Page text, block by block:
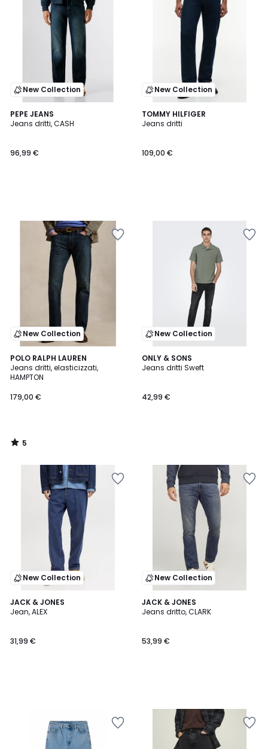
New Collection
PEPE JEANS
Jeans dritti, CASH
96,99 €
New Collection
TOMMY HILFIGER
Jeans dritti
109,00 €
New Collection
POLO RALPH LAUREN
Jeans dritti, elasticizzati,
HAMPTON
179,00 €
5
/
5
5
/
New Collection
ONLY & SONS
Jeans dritti Sweft
42,99 €
New Collection
JACK & JONES
Jean, ALEX
31,99 €
New Collection
JACK & JONES
Jeans dritto, CLARK
53,99 €